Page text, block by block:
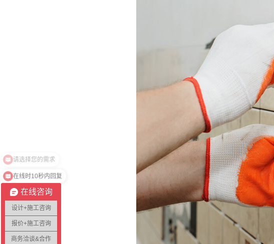
在线咨询
设计+施工咨询
报价+施工咨询
商务洽谈&合作
在线时10秒内回复